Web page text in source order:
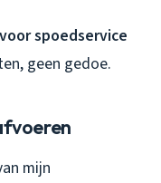
voor spoedservice
geen gedoe.
mijn